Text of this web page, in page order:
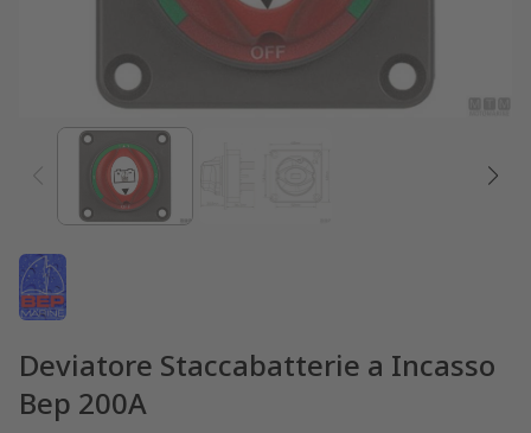
Deviatore Staccabatterie a Incasso
Bep 200A